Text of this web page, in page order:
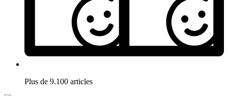
Plus de 9.100 articles